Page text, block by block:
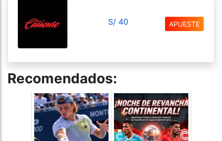
S/ 40 APUESTE
Recomendados: